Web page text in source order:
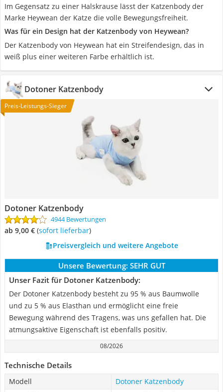
Im Gegensatz zu einer Halskrause lässt der Katzenbody der
Marke Heywean der Katze die volle Bewegungsfreiheit.
Was für ein Design hat der Katzenbody von Heywean?
Der Katzenbody von Heywean hat ein Streifendesign, das in
weiß plus einer weiteren Farbe erhältlich ist.
Dotoner Katzenbody
Preis-Leistungs-Sieger
Dotoner Katzenbody
4944 Bewertungen
ab 9,00 € ( Sofort lieferbar)
Preisvergleich und weitere Angebote
Unsere Bewertung: SEHR GUT
Unser Fazit für Dotoner Katzenbody:
Der Dotoner Katzenbody besteht zu 95 % aus Baumwolle
und zu 5 % aus Elasthan und ermöglicht eine freie
Bewegung während des Tragens, was uns gefallen hat. Die
atmungsaktive Eigenschaft ist ebenfalls positiv.
08/2026
Technische Details
Modell
Dotoner Katzenbody